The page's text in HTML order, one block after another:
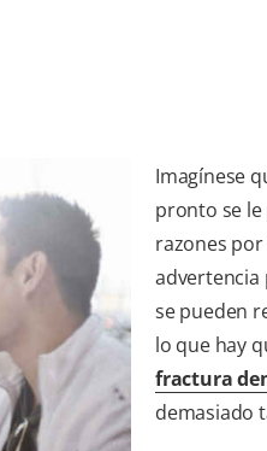
Imagínese
pronto se le
razones
advertencia
se pueden
lo que hay
fractura
demasiado